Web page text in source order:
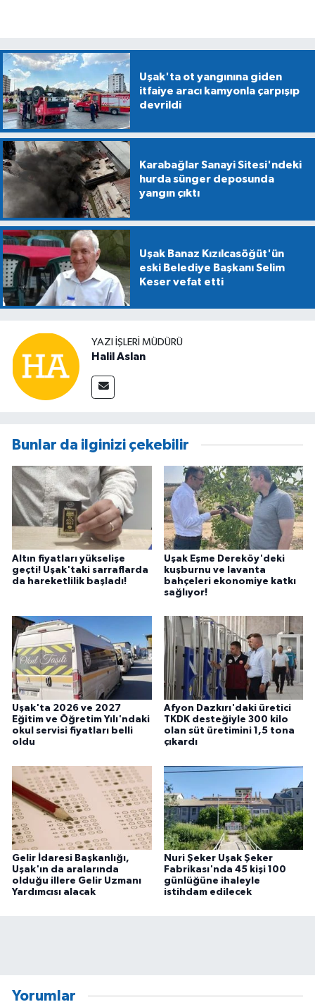
Uşak'ta ot yangınına giden
itfaiye aracı kamyonla çarpışıp
devrildi
Karabağlar Sanayi Sitesi'ndeki
hurda sünger deposunda
yangın çıktı
Uşak Banaz Kızılcasöğüt'ün
eski Belediye Başkanı Selim
Keser vefat etti
YAZI İŞLERİ MÜDÜRÜ
Halil Aslan
Bunlar da ilginizi çekebilir
Altın fiyatları yükselişe
geçti! Uşak'taki sarraflarda
da hareketlilik başladı!
Uşak Eşme Dereköy'deki
kuşburnu ve lavanta
bahçeleri ekonomiye katkı
sağlıyor!
Uşak'ta 2026 ve 2027
Eğitim ve Öğretim Yılı'ndaki
okul servisi fiyatları belli
oldu
Afyon Dazkırı'daki üretici
TKDK desteğiyle 300 kilo
olan süt üretimini 1,5 tona
çıkardı
Gelir İdaresi Başkanlığı,
Uşak'ın da aralarında
olduğu illere Gelir Uzmanı
Yardımcısı alacak
Nuri Şeker Uşak Şeker
Fabrikası'nda 45 kişi 100
günlüğüne ihaleyle
istihdam edilecek
Yorumlar